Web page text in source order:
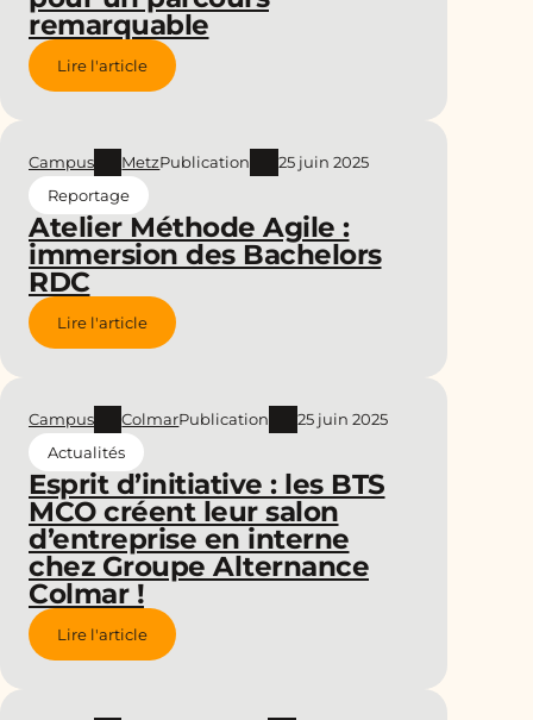
remarquable
Lire l'article
Atelier Méthode Agile :
immersion des Bachelors
RDC
Campus MetzPublication
25 juin 2025
Reportage
Lire l'article
Esprit d’initiative : les BTS
MCO créent leur salon
d’entreprise en interne
chez Groupe Alternance
Colmar !
Campus ColmarPublication
25 juin 2025
Actualités
Lire l'article